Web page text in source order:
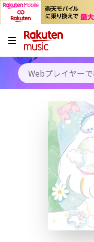
キャンペーン
料金プラン
使い方
初回30日間無料お試し